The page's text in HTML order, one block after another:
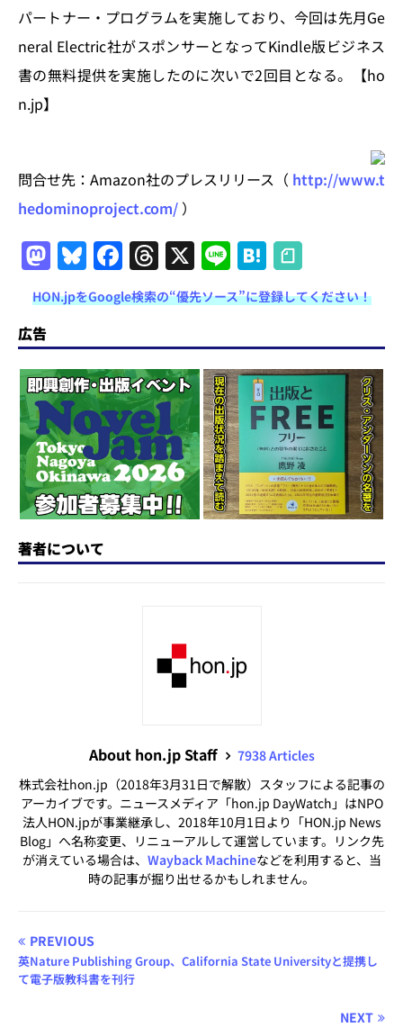
パートナー・プログラムを実施しており、今回は先月Ge
neral Electric社がスポンサーとなってKindle版ビジネス
書の無料提供を実施したのに次いで2回目となる。【ho
n.jp】
問合せ先：Amazon社のプレスリリース（ http://www.t
hedominoproject.com/ ）
M
a
st
o
d
o
n
Bl
u
e
s
k
y
F
a
c
e
b
o
o
k
T
h
re
a
d
s
X Li
n
e
H
at
e
n
a
HON.jpをGoogle検索の“優先ソース”に登録してください！
広告
著者について
About hon.jp Staff
7938 Articles
株式会社hon.jp（2018年3月31日で解散）スタッフによる記事の
アーカイブです。ニュースメディア「hon.jp DayWatch」はNPO
法人HON.jpが事業継承し、2018年10月1日より「HON.jp News
Blog」へ名称変更、リニューアルして運営しています。リンク先
が消えている場合は、 Wayback Machineなどを利用すると、当
時の記事が掘り出せるかもしれません。
PREVIOUS
英Nature Publishing Group、California State Universityと提携し
て電子版教科書を刊行
NEXT